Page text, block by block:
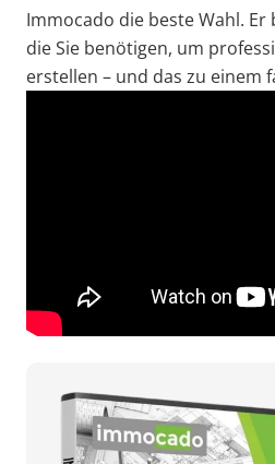
Immocado die beste Wahl.
die Sie benötigen, um
erstellen – und das zu einem